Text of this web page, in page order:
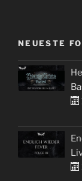
NEUESTE